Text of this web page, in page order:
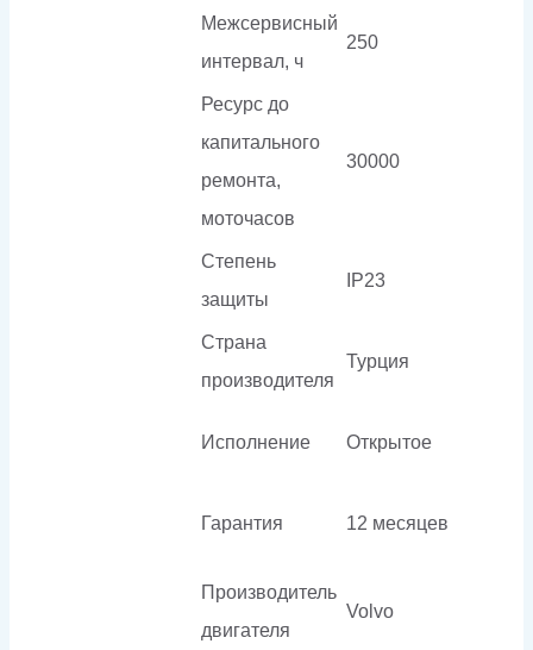
Межсервисный
интервал, ч
250
Ресурс до
капитального
ремонта,
моточасов
30000
Степень
защиты
IP23
Страна
производителя
Турция
Исполнение Открытое
Гарантия 12 месяцев
Производитель
двигателя
Volvo